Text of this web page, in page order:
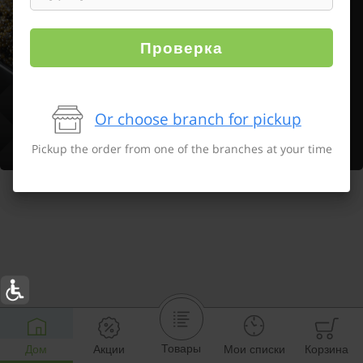
Дом Акции Товары Мои списки Корзина
Проверка
Or choose branch for pickup
Pickup the order from one of the branches at your time